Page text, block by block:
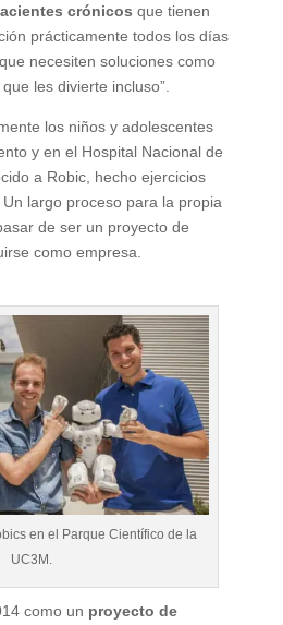
crónicos que tienen
prácticamente todos los días
necesiten soluciones como
les divierte incluso”.
los niños y adolescentes
y en el Hospital Nacional de
a Robic, hecho ejercicios
largo proceso para la propia
de ser un proyecto de
como empresa.
en el Parque Científico de la
UC3M.
como un proyecto de